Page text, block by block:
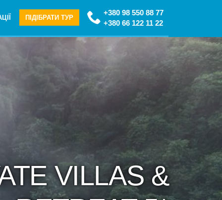
+380 98 550 88 77
+380 66 122 11 22
ПІДІБРАТИ ТУР
VILLAS &